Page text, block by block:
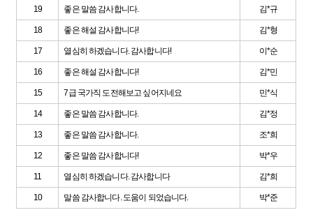
19 좋은 말씀 감사합니다. 김*규
18 좋은 해설 감사합니다! 김*형
17 열심히 하겠습니다. 감사합니다! 이*순
16 좋은 해설 감사합니다! 김*민
15 7급 국가직 도전해보고 싶어지네요 민*식
14 좋은 말씀 감사합니다. 김*정
13 좋은 말씀 감사합니다. 조*희
12 좋은 말씀 감사합니다! 박*우
11 열심히 하겠습니다. 감사합니다 김*희
10 말씀 감사합니다. 도움이 되었습니다. 박*준